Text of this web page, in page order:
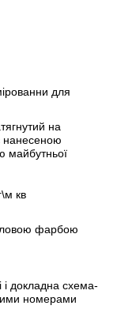
для
на
нанесеною
майбутньої
кв
фарбою
докладна схема-
номерами